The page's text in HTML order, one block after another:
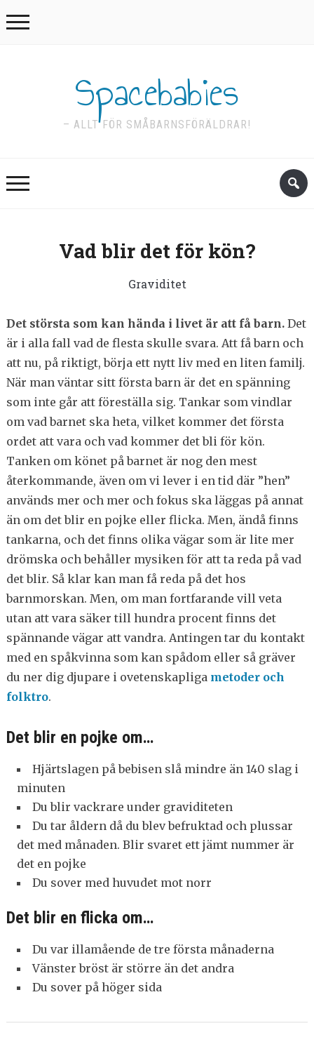
Spacebabies
– ALLT FÖR SMÅBARNSFÖRÄLDRAR!
Vad blir det för kön?
Graviditet
Det största som kan hända i livet är att få barn.Det
är i alla fall vad de flesta skulle svara. Att få barn och
att nu, på riktigt, börja ett nytt liv med en liten familj.
När man väntar sitt första barn är det en spänning
som inte går att föreställa sig. Tankar som vindlar
om vad barnet ska heta, vilket kommer det första
ordet att vara och vad kommer det bli för kön.
Tanken om könet på barnet är nog den mest
återkommande, även om vi lever i en tid där ”hen”
används mer och mer och fokus ska läggas på annat
än om det blir en pojke eller flicka. Men, ändå finns
tankarna, och det finns olika vägar som är lite mer
drömska och behåller mysiken för att ta reda på vad
det blir. Så klar kan man få reda på det hos
barnmorskan. Men, om man fortfarande vill veta
utan att vara säker till hundra procent finns det
spännande vägar att vandra. Antingen tar du kontakt
med en spåkvinna som kan spådom eller så gräver
du ner dig djupare i ovetenskapliga metoder och
folktro.
Det blir en pojke om…
Hjärtslagen på bebisen slå mindre än 140 slag i
minuten
Du blir vackrare under graviditeten
Du tar åldern då du blev befruktad och plussar
det med månaden. Blir svaret ett jämt nummer är
det en pojke
Du sover med huvudet mot norr
Det blir en flicka om…
Du var illamående de tre första månaderna
Vänster bröst är större än det andra
Du sover på höger sida